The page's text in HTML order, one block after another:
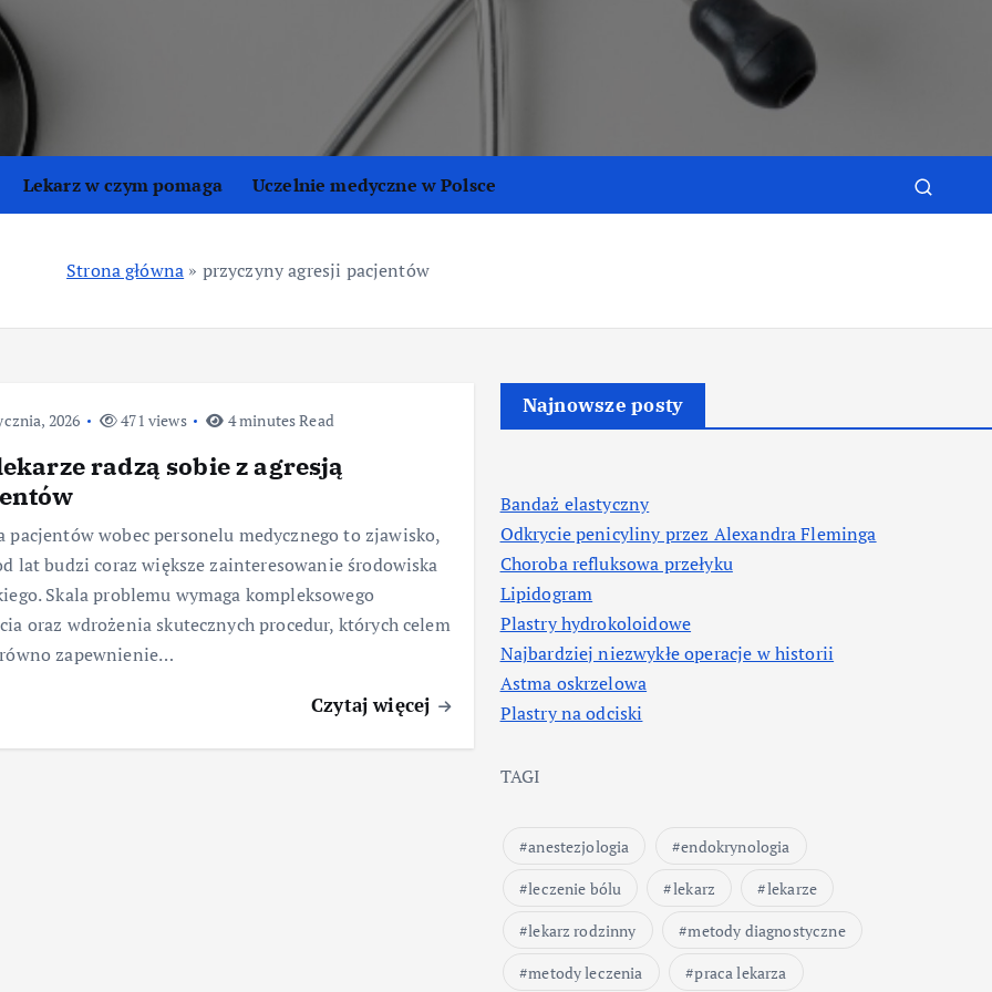
Lekarz w czym pomaga Uczelnie medyczne w Polsce
Strona główna » przyczyny agresji pacjentów
2026 471 views 4 minutes Read
radzą sobie z agresją
pacjentów wobec personelu medycznego to zjawisko,
lat budzi coraz większe zainteresowanie środowiska
Skala problemu wymaga kompleksowego
oraz wdrożenia skutecznych procedur, których celem
zapewnienie…
Czytaj więcej
Najnowsze posty
Bandaż elastyczny
Odkrycie penicyliny przez Alexandra Fleminga
Choroba refluksowa przełyku
Lipidogram
Plastry hydrokoloidowe
Najbardziej niezwykłe operacje w historii
Astma oskrzelowa
Plastry na odciski
TAGI
anestezjologia
endokrynologia
leczenie bólu
lekarz
lekarze
lekarz rodzinny
metody diagnostyczne
metody leczenia
praca lekarza